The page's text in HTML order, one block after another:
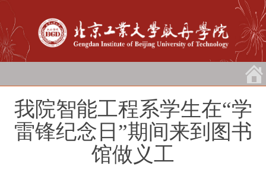
我院智能工程系学生在“学
雷锋纪念日”期间来到图书
馆做义工